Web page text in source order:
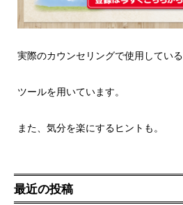
実際のカウンセリングで使用している
ツールを用いています。
また、気分を楽にするヒントも。
最近の投稿